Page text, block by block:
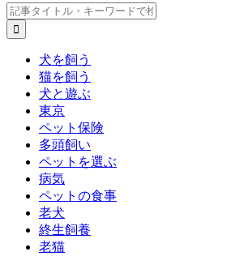
犬を飼う
猫を飼う
犬と遊ぶ
東京
ペット保険
多頭飼い
ペットを選ぶ
病気
ペットの食事
老犬
終生飼養
老猫